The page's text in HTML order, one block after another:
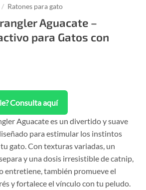
/ Ratones para gato
Aguacate –
para Gatos con
Consulta aquí
Aguacate es un divertido y suave
para estimular los instintos
gato. Con texturas variadas, un
y una dosis irresistible de catnip,
entretiene, también promueve el
y fortalece el vínculo con tu peludo.